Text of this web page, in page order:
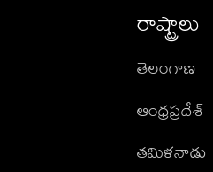
రాష్ట్రాలు
తెలంగాణ
ఆంధ్రప్రదేశ్
తమిళనాడు